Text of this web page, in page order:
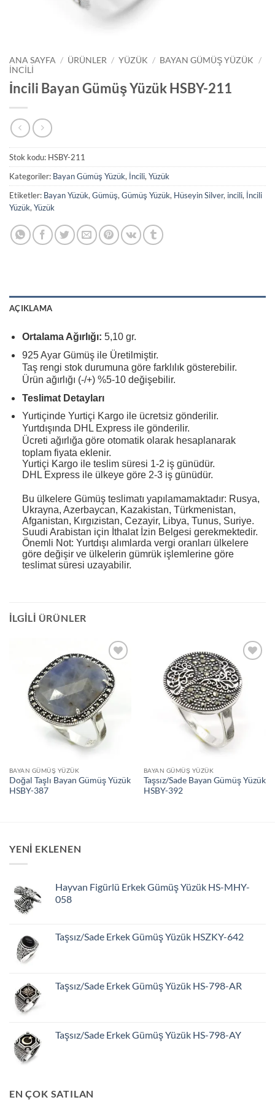
ANA SAYFA / ÜRÜNLER / YÜZÜK / BAYAN GÜMÜŞ YÜZÜK
/
İNCILI
İncili Bayan Gümüş Yüzük HSBY-211
Stok kodu: HSBY-211
Kategoriler: Bayan Gümüş Yüzük, İncili,Yüzük
Etiketler: Bayan Yüzük,Gümüş,Gümüş Yüzük, Hüseyin Silver, incili, İncili
Yüzük,Yüzük
AÇIKLAMA
Ortalama Ağırlığı: 5,10 gr.
925 Ayar Gümüş ile Üretilmiştir.
Taş rengi stok durumuna göre farklılık gösterebilir.
Ürün ağırlığı (-/+) %5-10 değişebilir.
Teslimat Detayları
Yurtiçinde Yurtiçi Kargo ile ücretsiz gönderilir.
Yurtdışında DHL Express ile gönderilir.
Ücreti ağırlığa göre otomatik olarak hesaplanarak
toplam fiyata eklenir.
Yurtiçi Kargo ile teslim süresi 1-2 iş günüdür.
DHL Express ile ülkeye göre 2-3 iş günüdür.
Bu ülkelere Gümüş teslimatı yapılamamaktadır: Rusya,
Ukrayna, Azerbaycan, Kazakistan, Türkmenistan,
Afganistan, Kırgızistan, Cezayir, Libya, Tunus, Suriye.
Suudi Arabistan için İthalat İzin Belgesi gerekmektedir.
Önemli Not: Yurtdışı alımlarda vergi oranları ülkelere
göre değişir ve ülkelerin gümrük işlemlerine göre
teslimat süresi uzayabilir.
İLGILI ÜRÜNLER
İstek
Listeme
Ekle
BAYAN GÜMÜŞ YÜZÜK
Doğal Taşlı Bayan Gümüş Yüzük
HSBY-387
Listeme
Ekle
BAYAN GÜMÜŞ YÜZÜK
Taşsız/Sade Bayan Gümüş Yüzük
HSBY-392
YENİ EKLENEN
Hayvan Figürlü Erkek Gümüş Yüzük HS-MHY-
058
Taşsız/Sade Erkek Gümüş Yüzük HSZKY-642
Taşsız/Sade Erkek Gümüş Yüzük HS-798-AR
Taşsız/Sade Erkek Gümüş Yüzük HS-798-AY
EN ÇOK SATILAN